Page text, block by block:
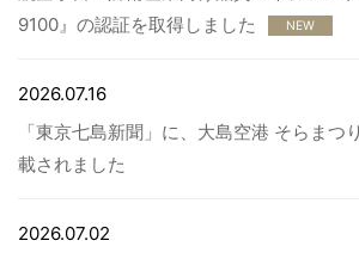
9100』の認証を取得しました
NEW
2026.07.16
「東京七島新聞」に、大島空港 そらまつ
載されました
2026.07.02